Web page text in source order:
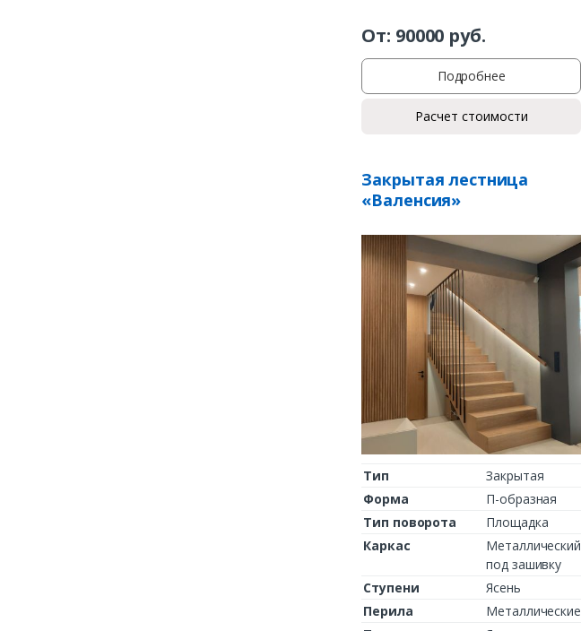
От: 90000 руб.
Подробнее
Расчет стоимости
Закрытая лестница
«Валенсия»
Тип
Закрытая
Форма
П-образная
Тип поворота
Площадка
Каркас
Металлический
под зашивку
Ступени
Ясень
Перила
Металлические